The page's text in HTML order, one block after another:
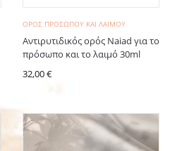
ΟΡΌΣ ΠΡΟΣΏΠΟΥ ΚΑΙ ΛΑΙΜΟΎ
Αντιρυτιδικός ορός Naiad για το
πρόσωπο και το λαιμό 30ml
32,00€